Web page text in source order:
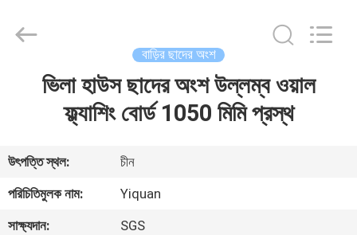
আমাদের
সম্পর্কে
Building
Material
বাড়ির ছাদের অংশ
ভিলা হাউস ছাদের অংশ উল্লম্ব ওয়াল
ফ্ল্যাশিং বোর্ড 1050 মিমি প্রস্থ
উৎপত্তি স্থল:
চীন
পরিচিতিমুলক নাম:
Yiquan
সাক্ষ্যদান:
SGS